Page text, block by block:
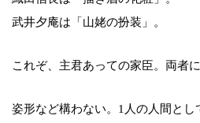
武井夕庵は「山姥の扮装」。
これぞ、主君あっての家臣。両者
姿形など構わない。1人の人間と